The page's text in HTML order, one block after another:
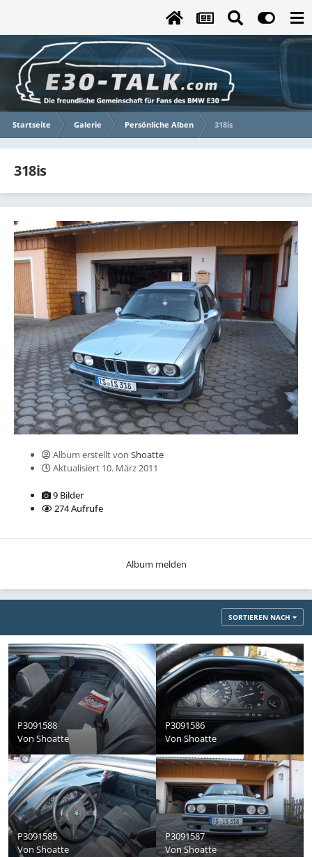
Startseite Galerie Persönliche Alben 318is
318is
Album erstellt von Shoatte
Aktualisiert 10. März 2011
9 Bilder
274 Aufrufe
Album melden
SORTIEREN NACH
P3091588
Von Shoatte
P3091586
Von Shoatte
P3091585
Von Shoatte
P3091587
VonShoatte